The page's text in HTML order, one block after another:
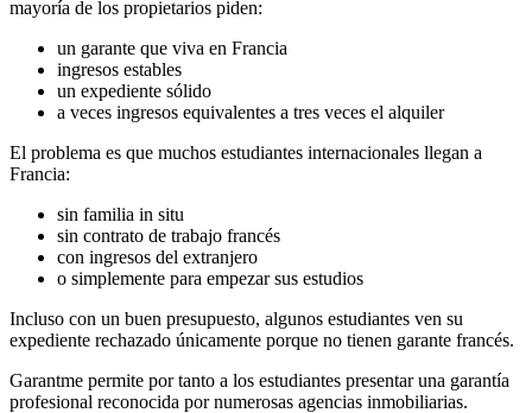
mayoría de los propietarios piden:
un garante que viva en Francia
ingresos estables
un expediente sólido
a veces ingresos equivalentes a tres veces el alquiler
El problema es que muchos estudiantes internacionales llegan a
Francia:
sin familia in situ
sin contrato de trabajo francés
con ingresos del extranjero
o simplemente para empezar sus estudios
Incluso con un buen presupuesto, algunos estudiantes ven su
expediente rechazado únicamente porque no tienen garante francés.
Garantme permite por tanto a los estudiantes presentar una garantía
profesional reconocida por numerosas agencias inmobiliarias.